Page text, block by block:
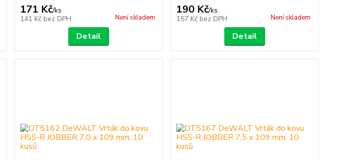
171 Kč/ks
141 Kč bez DPH Není skladem
Detail
190 Kč/ks
157 Kč bez DPH Není skladem
Detail